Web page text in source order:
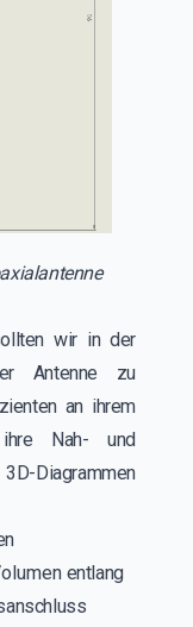
wir in der
Antenne zu
an ihrem
Nah- und
Diagrammen
entlang